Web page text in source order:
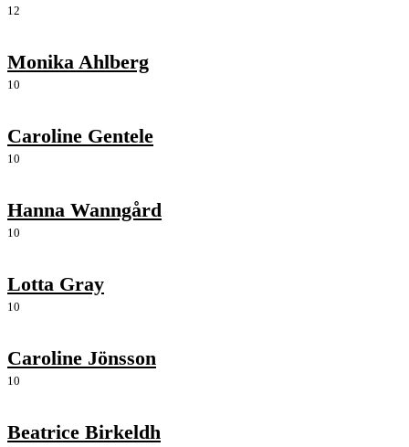
12
Monika Ahlberg
10
Caroline Gentele
10
Hanna Wanngård
10
Lotta Gray
10
Caroline Jönsson
10
Beatrice Birkeldh